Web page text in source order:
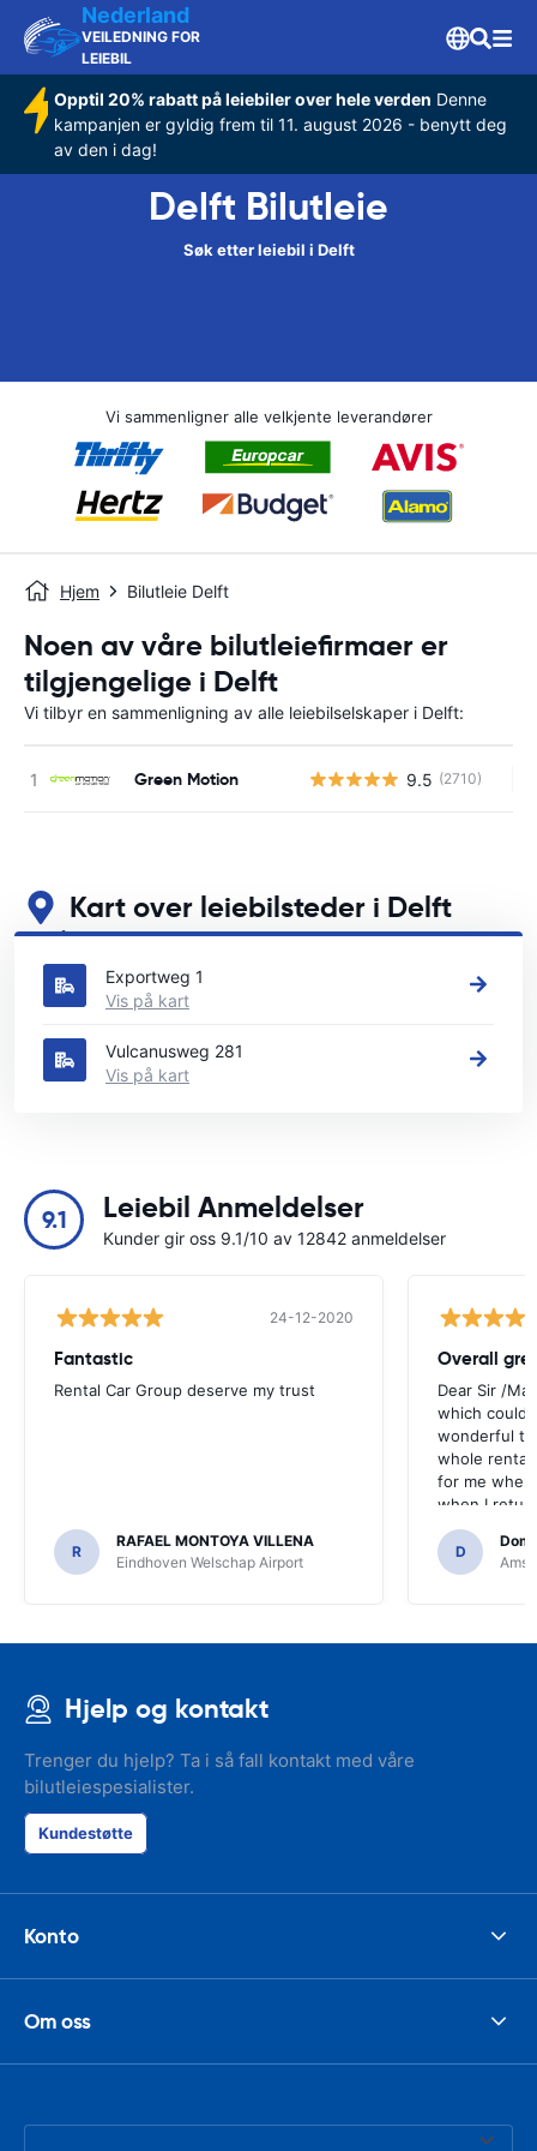
Nederland
VEILEDNING FOR
LEIEBIL
Opptil 20% rabatt på leiebiler over hele verden Denne
kampanjen er gyldig frem til 11. august 2026 - benytt deg
av den i dag!
Delft Bilutleie
Søk etter leiebil i Delft
Vi sammenligner alle velkjente leverandører
Hjem Bilutleie Delft
Noen av våre bilutleiefirmaer er
tilgjengelige i Delft
Vi tilbyr en sammenligning av alle leiebilselskaper i Delft:
Green Motion 9.5 (2710)
Kart over leiebilsteder i Delft
Se våre viktigste bilutleiesteder i Delft
Exportweg 1
Vis på kart
Vulcanusweg 281
Vis på kart
9.1 Leiebil Anmeldelser
Kunder gir oss 9.1/10 av 12842 anmeldelser
24-12-2020
Fantastic
Rental Car Group deserve my trust
R
RAFAEL MONTOYA VILLENA
Eindhoven Welschap Airport
Overall
Dear Sir /
which could
wonderful to
whole
for me
when I
the desk
will be
check the
D
Hjelp og kontakt
Trenger du hjelp? Ta i så fall kontakt med våre
bilutleiespesialister.
Kundestøtte
Konto
Om oss